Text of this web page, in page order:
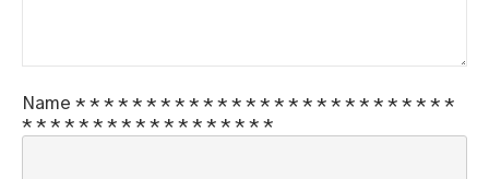
Name * * * * * * * * * * * * * * * * * * * * * * * * * * *
* * * * * * * * * * * * * * * * * *